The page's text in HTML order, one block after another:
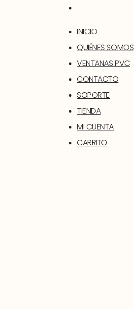
INICIO
QUIÉNES SOMOS
VENTANAS PVC
CONTACTO
SOPORTE
TIENDA
MI CUENTA
CARRITO